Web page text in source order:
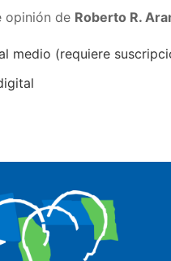
opinión de Roberto R.
medio (requiere